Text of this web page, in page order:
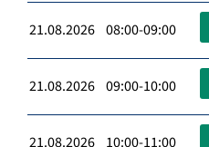
21.08.2026 08:00-09:00
21.08.2026 09:00-10:00
21.08.2026 10:00-11:00